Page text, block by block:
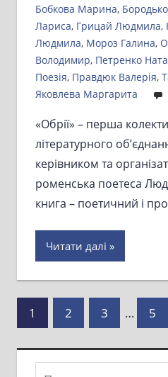
Бобкова Марина,
Лариса, Грицай Людмила,
Людмила, Мороз Галина,
Володимир, Петренко
Поезія, Правдюк Валерія,
Яковлева Маргарита
«Обрії» – перша
літературного
керівником та
роменська поетеса
книга – поетичний і
Читати далі
Пагінація
1 2 3 … 5